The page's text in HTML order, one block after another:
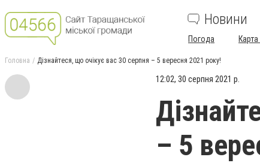
Новини
Погода Карта
Головна Дізнайтеся, що очікує вас 30 серпня – 5 вересня 2021 року!
12:02, 30 серпня 2021 р.
– 5